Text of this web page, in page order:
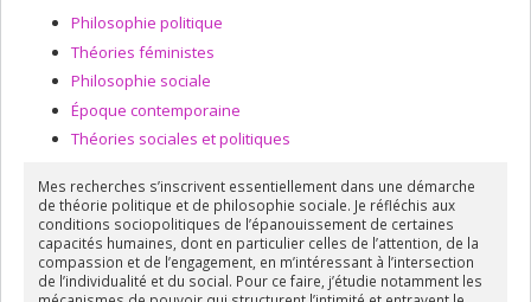
Philosophie politique
Théories féministes
Philosophie sociale
Époque contemporaine
Théories sociales et politiques
Mes recherches s’inscrivent essentiellement dans une démarche
de théorie politique et de philosophie sociale. Je réfléchis aux
conditions sociopolitiques de l’épanouissement de certaines
capacités humaines, dont en particulier celles de l’attention, de la
compassion et de l’engagement, en m’intéressant à l’intersection
de l’individualité et du social. Pour ce faire, j’étudie notamment les